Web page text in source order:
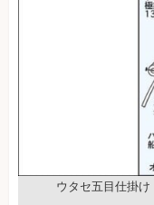
ウタセ五目仕掛け